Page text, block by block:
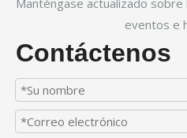
Manténgase actualizado
eventos e
Contáctenos